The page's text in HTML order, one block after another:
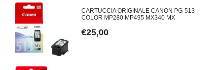
CARTUCCIA ORIGINALE CANON PG-513
COLOR MP280 MP495 MX340 MX
€25,00